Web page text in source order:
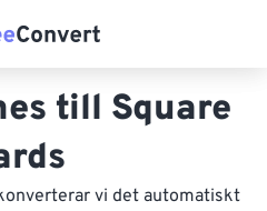
till Square
vi det automatiskt